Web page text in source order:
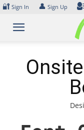
Skip
content
🔐 Sign In 👤 Sign Up